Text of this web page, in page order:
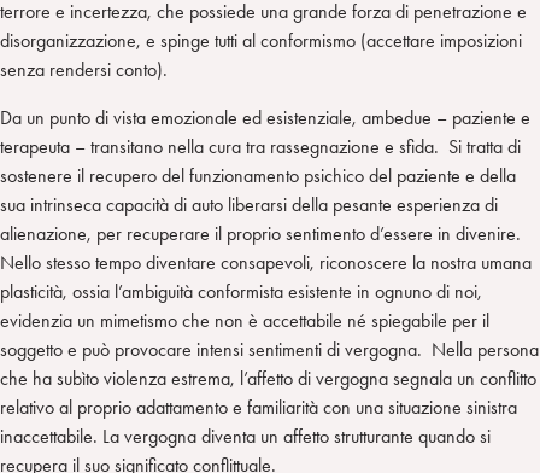
terrore e incertezza, che possiede una grande forza di penetrazione e
disorganizzazione, e spinge tutti al conformismo (accettare imposizioni
senza rendersi conto).
Da un punto di vista emozionale ed esistenziale, ambedue – paziente e
terapeuta – transitano nella cura tra rassegnazione e sfida. Si tratta di
sostenere il recupero del funzionamento psichico del paziente e della
sua intrinseca capacità di auto liberarsi della pesante esperienza di
alienazione, per recuperare il proprio sentimento d’essere in divenire.
Nello stesso tempo diventare consapevoli, riconoscere la nostra umana
plasticità, ossia l’ambiguità conformista esistente in ognuno di noi,
evidenzia un mimetismo che non è accettabile né spiegabile per il
soggetto e può provocare intensi sentimenti di vergogna. Nella persona
che ha subìto violenza estrema, l’affetto di vergogna segnala un conflitto
relativo al proprio adattamento e familiarità con una situazione sinistra
inaccettabile. La vergogna diventa un affetto strutturante quando si
recupera il suo significato conflittuale.